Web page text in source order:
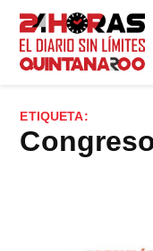
Saltar
contenido
ETIQUETA: